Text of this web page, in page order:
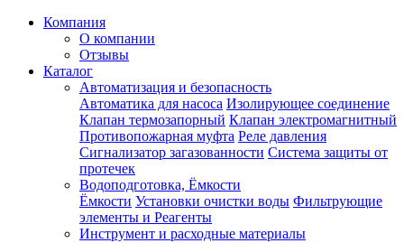
Компания
О компании
Отзывы
Каталог
Автоматизация и безопасность
Автоматика для насоса Изолирующее соединение
Клапан термозапорный Клапан электромагнитный
Противопожарная муфта Реле давления
Сигнализатор загазованности Система защиты от
протечек
Водоподготовка, Ёмкости
Ёмкости Установки очистки воды Фильтрующие
элементы и Реагенты
Инструмент и расходные материалы